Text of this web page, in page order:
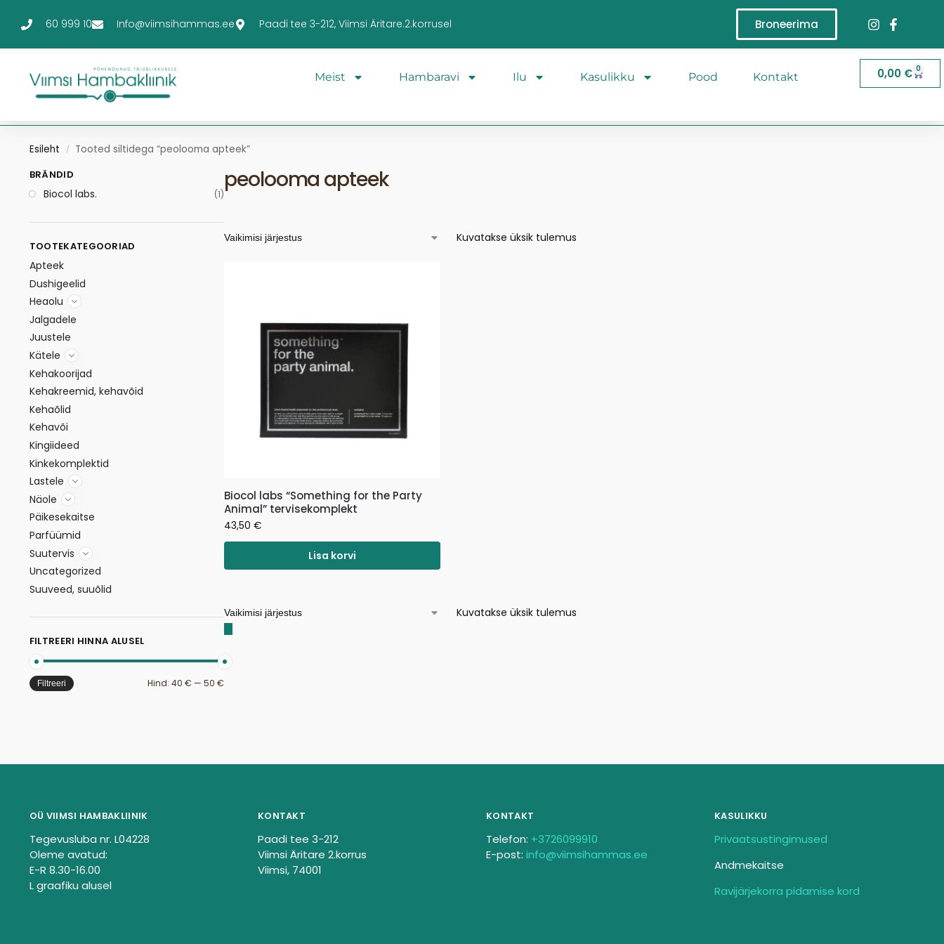
60 999 10 Info@viimsihammas.ee Paadi tee 3-212, Viimsi Äritare.2.korrusel Broneerima
Meist Hambaravi Ilu Kasulikku Pood Kontakt 0,00 € 0
Esileht / Tooted siltidega “peolooma apteek”
peolooma apteek
Kuvatakse üksik tulemus
Biocol labs “Something for the Party
Animal” tervisekomplekt
43,50€
Lisa korvi
Kuvatakse üksik tulemus
BRÄNDID
Biocol labs. (1)
TOOTEKATEGOORIAD
Apteek
Dushigeelid
Heaolu
Jalgadele
Juustele
Kätele
Kehakoorijad
Kehakreemid, kehavõid
Kehaõlid
Kehavõi
Kingiideed
Kinkekomplektid
Lastele
Näole
Päikesekaitse
Parfüümid
Suutervis
Uncategorized
Suuveed, suuõlid
FILTREERI HINNA ALUSEL
Filtreeri Hind:40 € —50 €
OÜ VIIMSI HAMBAKLIINIK
Tegevusluba nr. L04228
Oleme avatud:
E-R 8.30-16.00
L graafiku alusel
KONTAKT
Paadi tee 3-212
Viimsi Äritare 2.korrus
Viimsi, 74001
KONTAKT
Telefon: +3726099910
E-post: info@viimsihammas.ee
KASULIKKU
Privaatsustingimused
Andmekaitse
Ravijärjekorra pidamise kord